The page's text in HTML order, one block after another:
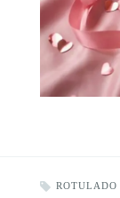
ROTULADO